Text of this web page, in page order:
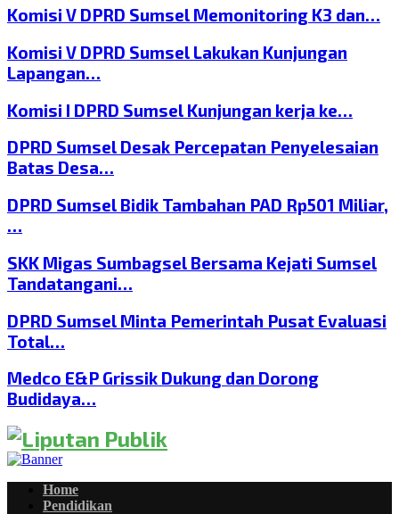
Komisi V DPRD Sumsel Memonitoring K3 dan…
Komisi V DPRD Sumsel Lakukan Kunjungan
Lapangan…
Komisi I DPRD Sumsel Kunjungan kerja ke…
DPRD Sumsel Desak Percepatan Penyelesaian
Batas Desa…
DPRD Sumsel Bidik Tambahan PAD Rp501 Miliar,
…
SKK Migas Sumbagsel Bersama Kejati Sumsel
Tandatangani…
DPRD Sumsel Minta Pemerintah Pusat Evaluasi
Total…
Medco E&P Grissik Dukung dan Dorong
Budidaya…
Home
Pendidikan